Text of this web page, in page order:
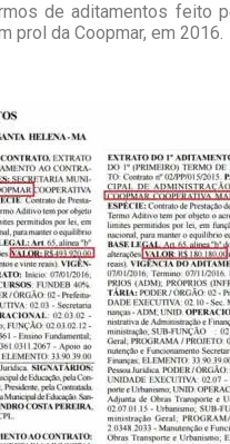
de aditamentos feito
prol da Coopmar, em 2016.